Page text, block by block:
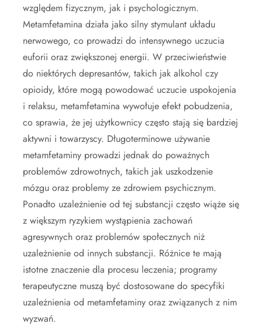
względem fizycznym, jak i psychologicznym.
Metamfetamina działa jako silny stymulant układu
nerwowego, co prowadzi do intensywnego uczucia
euforii oraz zwiększonej energii. W przeciwieństwie
do niektórych depresantów, takich jak alkohol czy
opioidy, które mogą powodować uczucie uspokojenia
i relaksu, metamfetamina wywołuje efekt pobudzenia,
co sprawia, że jej użytkownicy często stają się bardziej
aktywni i towarzyscy. Długoterminowe używanie
metamfetaminy prowadzi jednak do poważnych
problemów zdrowotnych, takich jak uszkodzenie
mózgu oraz problemy ze zdrowiem psychicznym.
Ponadto uzależnienie od tej substancji często wiąże się
z większym ryzykiem wystąpienia zachowań
agresywnych oraz problemów społecznych niż
uzależnienie od innych substancji. Różnice te mają
istotne znaczenie dla procesu leczenia; programy
terapeutyczne muszą być dostosowane do specyfiki
uzależnienia od metamfetaminy oraz związanych z nim
wyzwań.